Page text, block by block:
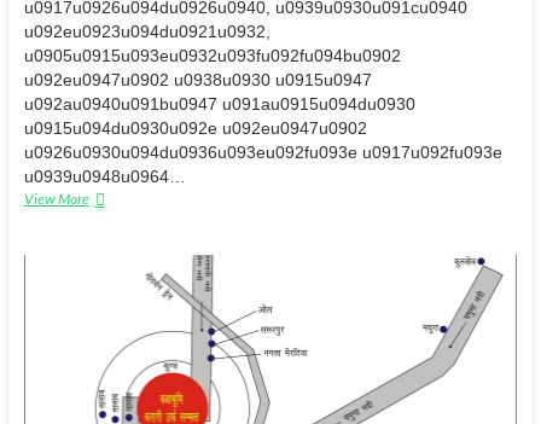
u0917u0926u094du0926u0940, u0939u0930u091cu0940
u092eu0923u094du0921u0932,
u0905u0915u093eu0932u093fu092fu094bu0902
u092eu0947u0902 u0938u0930 u0915u0947
u092au0940u091bu0947 u091au0915u094du0930
u0915u094du0930u092e u092eu0947u0902
u0926u0930u094du0936u093eu092fu093e u0917u092fu093e
u0939u0948u0964…
View Moreपुरूष
आता